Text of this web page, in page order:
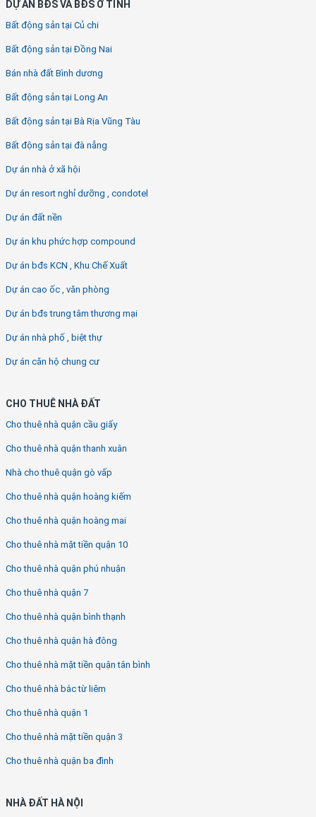
DỰ ÁN BĐS VÀ BĐS Ở TỈNH
Bất động sản tại Củ chi
Bất động sản tại Đồng Nai
Bán nhà đất Bình dương
Bất động sản tại Long An
Bất động sản tại Bà Rịa Vũng Tàu
Bất động sản tại đà nẵng
Dự án nhà ở xã hội
Dự án resort nghỉ dưỡng , condotel
Dự án đất nền
Dự án khu phức hợp compound
Dự án bđs KCN , Khu Chế Xuất
Dự án cao ốc , văn phòng
Dự án bđs trung tâm thương mại
Dự án nhà phố , biệt thự
Dự án căn hộ chung cư
CHO THUÊ NHÀ ĐẤT
Cho thuê nhà quận cầu giấy
Cho thuê nhà quận thanh xuân
Nhà cho thuê quận gò vấp
Cho thuê nhà quận hoàng kiếm
Cho thuê nhà quận hoàng mai
Cho thuê nhà mặt tiền quận 10
Cho thuê nhà quận phú nhuận
Cho thuê nhà quận 7
Cho thuê nhà quận bình thạnh
Cho thuê nhà quận hà đông
Cho thuê nhà mặt tiền quận tân bình
Cho thuê nhà bắc từ liêm
Cho thuê nhà quận 1
Cho thuê nhà mặt tiền quận 3
Cho thuê nhà quận ba đình
NHÀ ĐẤT HÀ NỘI